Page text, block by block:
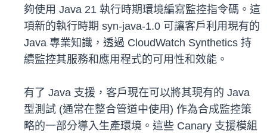
夠使用 Java 21 執行時期環境編寫監控指令碼。這
項新的執行時期 syn-java-1.0 可讓客戶利用現有的
Java 專業知識，透過 CloudWatch Synthetics 持
續監控其服務和應用程式的可用性和效能。
有了 Java 支援，客戶現在可以將其現有的 Java
型測試 (通常在整合管道中使用) 作為合成監控策
略的一部分導入生產環境。這些 Canary 支援模組